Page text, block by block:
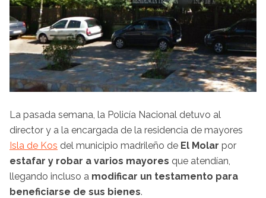
La pasada semana, la Policía Nacional detuvo al
director y a la encargada de la residencia de mayores
Isla de Kos del municipio madrileño de El Molar por
estafar y robar a varios mayores que atendían,
llegando incluso a modificar un testamento para
beneficiarse de sus bienes.